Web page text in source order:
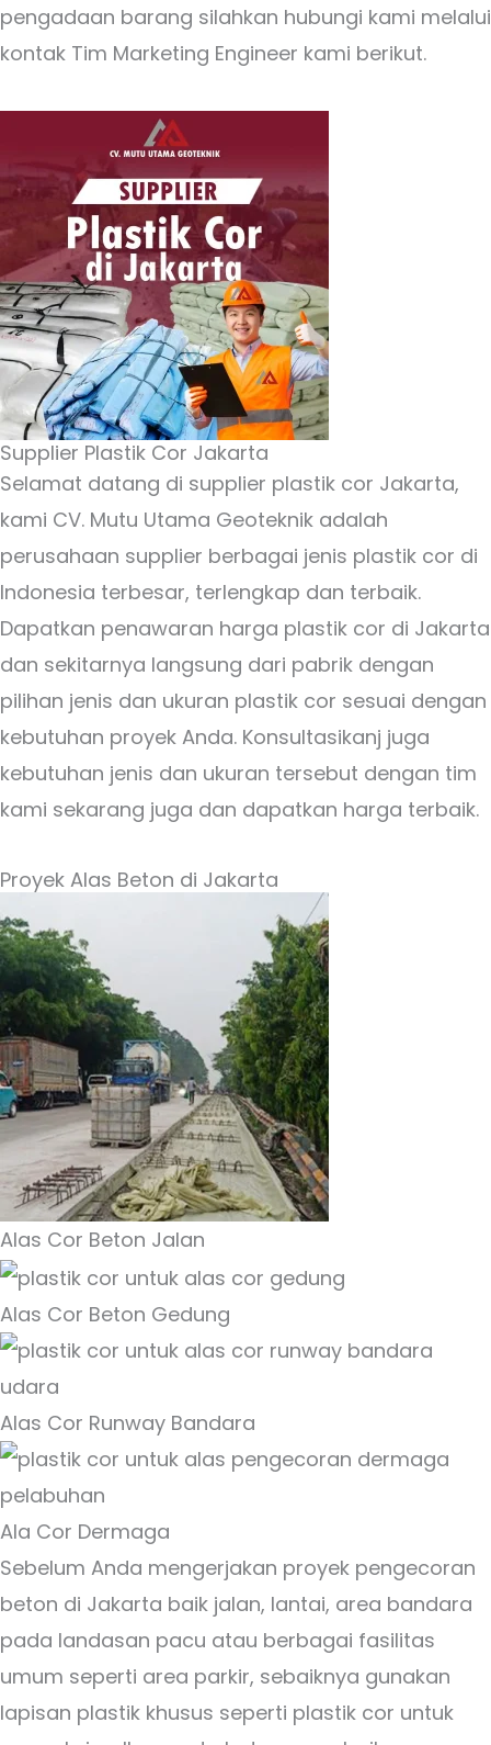
pengadaan barang silahkan hubungi kami melalui
kontak Tim Marketing Engineer kami berikut.
Supplier Plastik Cor Jakarta
Selamat datang di supplier plastik cor Jakarta,
kami CV. Mutu Utama Geoteknik adalah
perusahaan supplier berbagai jenis plastik cor di
Indonesia terbesar, terlengkap dan terbaik.
Dapatkan penawaran harga plastik cor di Jakarta
dan sekitarnya langsung dari pabrik dengan
pilihan jenis dan ukuran plastik cor sesuai dengan
kebutuhan proyek Anda. Konsultasikanj juga
kebutuhan jenis dan ukuran tersebut dengan tim
kami sekarang juga dan dapatkan harga terbaik.
Proyek Alas Beton di Jakarta
Alas Cor Beton Jalan
Alas Cor Beton Gedung
Alas Cor Runway Bandara
Ala Cor Dermaga
Sebelum Anda mengerjakan proyek pengecoran
beton di Jakarta baik jalan, lantai, area bandara
pada landasan pacu atau berbagai fasilitas
umum seperti area parkir, sebaiknya gunakan
lapisan plastik khusus seperti plastik cor untuk